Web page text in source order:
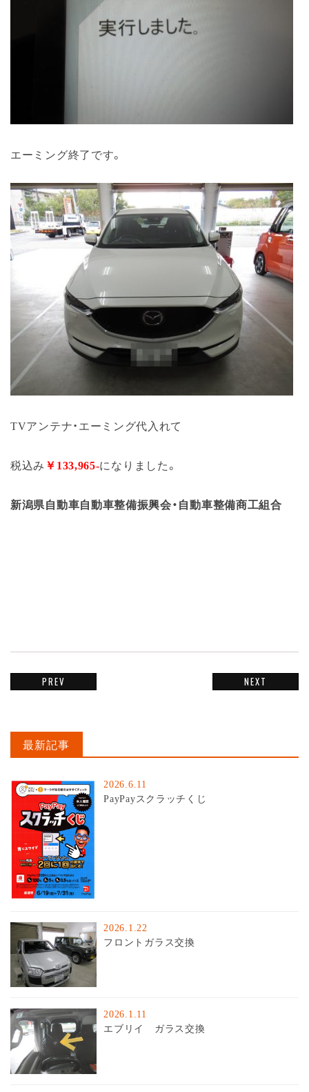
エーミング終了です。
TVアンテナ・エーミング代入れて
税込み ￥133,965-になりました。
新潟県自動車自動車整備振興会・自動車整備商工組合
PREV NEXT
最新記事
2026.6.11
PayPayスクラッチくじ
2026.1.22
フロントガラス交換
2026.1.11
エブリイ ガラス交換